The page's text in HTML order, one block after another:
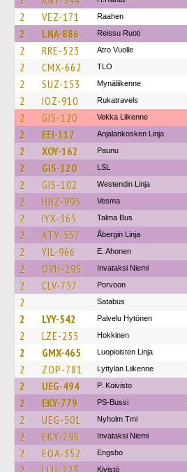
2 VEZ-171 Raahen
2 LNA-886 Reissu Ruoti
2 RRE-523 Atro Vuolle
2 CMX-662 TLO
2 SUZ-153 Mynäliikenne
2 IOZ-910 Rukatravels
2 GIS-120 Vekka Liikenne
2 EEI-117 Anjalankosken Linja
2 XOY-162 Paunu
2 GIS-120 LSL
2 GIS-102 Westendin Linja
2 HHZ-995 Vesma
2 IYX-365 Talma Bus
2 ATY-557 Åbergin Linja
2 YIL-966 E. Ahonen
2 OVH-295 Invataksi Niemi
2 CLV-757 Porvoon
2 Satabus
2 LYY-542 Palvelu Hytönen
2 LZE-255 Hokkinen
2 GMX-465 Luopioisten Linja
2 ZOP-781 Lyttylän Liikenne
2 UEG-494 P. Koivisto
2 EKY-779 PS-Bussi
2 UEG-501 Nyholm Tmi
2 EKY-798 Invataksi Niemi
2 EOA-352 Engsbo
Kivistö